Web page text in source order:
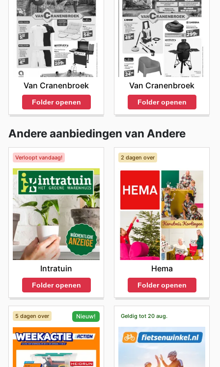
Van Cranenbroek
Folder openen
Van Cranenbroek
Folder openen
Andere aanbiedingen van Andere
Verloopt vandaag!
Intratuin
Folder openen
2 dagen over
Hema
Folder openen
5 dagen over Nieuw! Geldig tot 20 aug.